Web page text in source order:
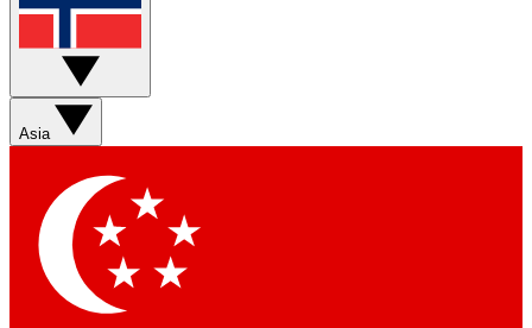
Asia